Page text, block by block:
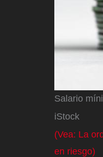
Salario
iStock
(Vea: La
en riesgo)